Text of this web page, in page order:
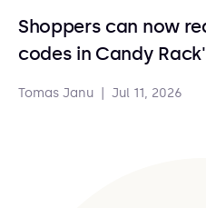
Shoppers can now
codes in Candy
Tomas Janu Jul 11, 2026